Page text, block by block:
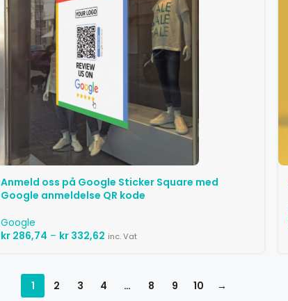
Anmeld oss ​​på Google Sticker Square med
Google anmeldelse QR kode
Google
kr 286,74 – kr 332,62 inc. Vat
1 2 3 4 … 8 9 10 →